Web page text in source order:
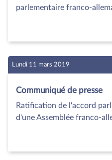
parlementaire franco-
Lundi 11 mars 2019
Communiqué de presse
Ratification de l'accord
d'une Assemblée franco-